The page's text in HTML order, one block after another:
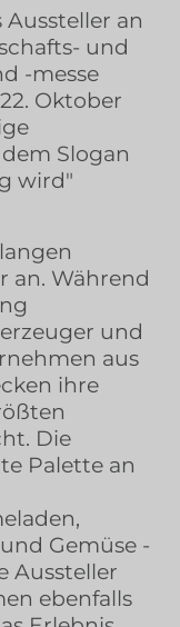
Aussteller an
und
-messe
Oktober
Slogan
wird"
an. Während
und
aus
ihre
Die
Palette an
Gemüse -
Aussteller
ebenfalls